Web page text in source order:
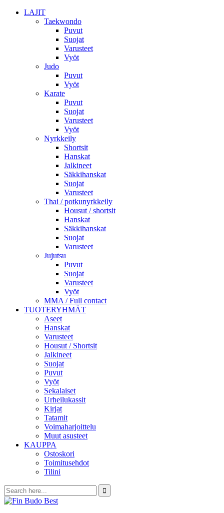
LAJIT
Taekwondo
Puvut
Suojat
Varusteet
Vyöt
Judo
Puvut
Vyöt
Karate
Puvut
Suojat
Varusteet
Vyöt
Nyrkkeily
Shortsit
Hanskat
Jalkineet
Säkkihanskat
Suojat
Varusteet
Thai / potkunyrkkeily
Housut / shortsit
Hanskat
Säkkihanskat
Suojat
Varusteet
Jujutsu
Puvut
Suojat
Varusteet
Vyöt
MMA / Full contact
TUOTERYHMÄT
Aseet
Hanskat
Varusteet
Housut / Shortsit
Jalkineet
Suojat
Puvut
Vyöt
Sekalaiset
Urheilukassit
Kirjat
Tatamit
Voimaharjoittelu
Muut asusteet
KAUPPA
Ostoskori
Toimitusehdot
Tilini